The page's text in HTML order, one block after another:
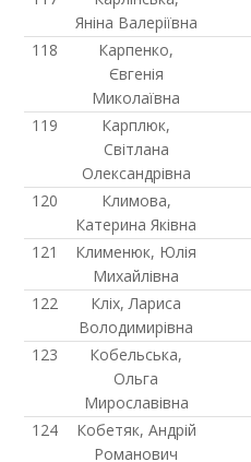
Яніна Валеріївна
Карпенко,
Євгенія
Миколаївна
Карплюк,
Світлана
Олександрівна
Климова,
Катерина Яківна
Клименюк, Юлія
Михайлівна
Кліх, Лариса
Володимирівна
Кобельська,
Ольга
Мирославівна
Кобетяк, Андрій
Романович